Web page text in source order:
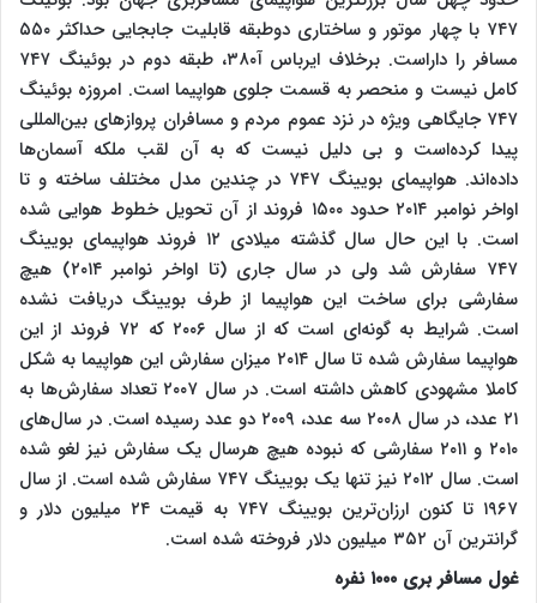
۷۴۷ با چهار موتور و ساختاری دوطبقه قابلیت جابجایی حداکثر ۵۵۰
مسافر را داراست. برخلاف ایرباس آ۳۸۰، طبقه دوم در بوئینگ ۷۴۷
کامل نیست و منحصر به قسمت جلوی هواپیما است. امروزه بوئینگ
۷۴۷ جایگاهی ویژه در نزد عموم مردم و مسافران پروازهای بین‌المللی
پیدا کرده‌است و بی دلیل نیست که به آن لقب ملکه آسمان‌ها
داده‌اند. هواپیمای بویینگ ۷۴۷ در چندین مدل مختلف ساخته و تا
اواخر نوامبر ۲۰۱۴ حدود ۱۵۰۰ فروند از آن تحویل خطوط هوایی شده
است. با این حال سال گذشته میلادی ۱۲ فروند هواپیمای بویینگ
۷۴۷ سفارش شد ولی در سال جاری (تا اواخر نوامبر ۲۰۱۴) هیچ
سفارشی برای ساخت این هواپیما از طرف بویینگ دریافت نشده
است. شرایط به گونه‌ای است که از سال ۲۰۰۶ که ۷۲ فروند از این
هواپیما سفارش شده تا سال ۲۰۱۴ میزان سفارش این هواپیما به شکل
کاملا مشهودی کاهش داشته است. در سال ۲۰۰۷ تعداد سفارش‌ها به
۲۱ عدد، در سال ۲۰۰۸ سه عدد، ۲۰۰۹ دو عدد رسیده است. در سال‌های
۲۰۱۰ و ۲۰۱۱ سفارشی که نبوده هیچ هرسال یک سفارش نیز لغو شده
است. سال ۲۰۱۲ نیز تنها یک بویینگ ۷۴۷ سفارش شده است. از سال
۱۹۶۷ تا کنون ارزان‌ترین بویینگ ۷۴۷ به قیمت ۲۴ میلیون دلار و
گرانترین آن ۳۵۲ میلیون دلار فروخته شده است.
غول مسافر بری ۱۰۰۰ نفره